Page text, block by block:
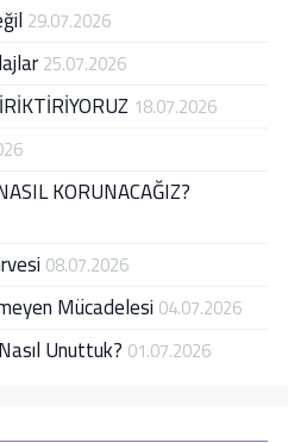
29.07.2026
25.07.2026
18.07.2026
KORUNACAĞIZ?
08.07.2026
Mücadelesi 04.07.2026
Unuttuk? 01.07.2026